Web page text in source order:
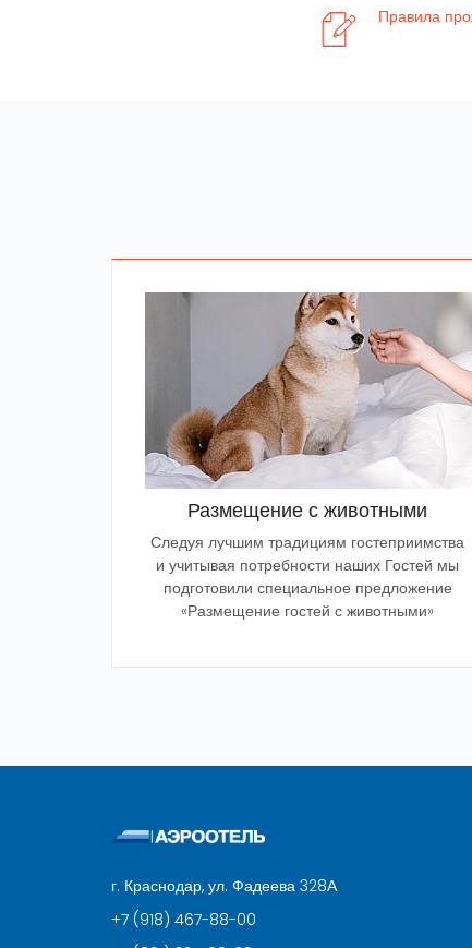
Правила
Размещение с животными
Следуя лучшим традициям гостеприимства
и учитывая потребности наших Гостей мы
подготовили специальное предложение
«Размещение гостей с животными»
г. Краснодар, ул. Фадеева 328А
+7 (918) 467-88-00